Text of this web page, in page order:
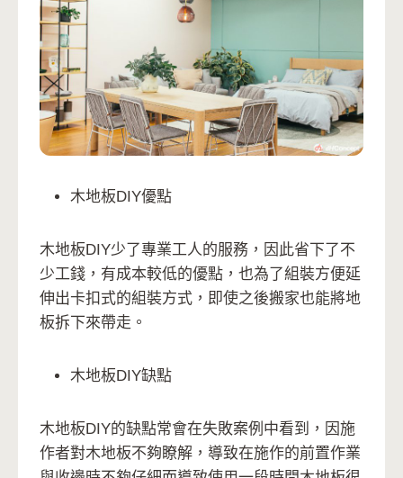
木地板DIY優點
木地板DIY少了專業工人的服務，因此省下了不
少工錢，有成本較低的優點，也為了組裝方便延
伸出卡扣式的組裝方式，即使之後搬家也能將地
板拆下來帶走。
木地板DIY缺點
木地板DIY的缺點常會在失敗案例中看到，因施
作者對木地板不夠瞭解，導致在施作的前置作業